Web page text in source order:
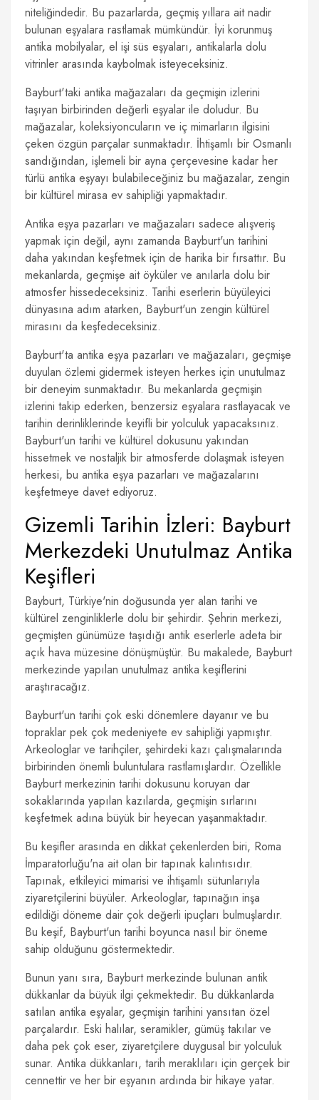
niteliğindedir. Bu pazarlarda, geçmiş yıllara ait nadir
bulunan eşyalara rastlamak mümkündür. İyi korunmuş
antika mobilyalar, el işi süs eşyaları, antikalarla dolu
vitrinler arasında kaybolmak isteyeceksiniz.
Bayburt'taki antika mağazaları da geçmişin izlerini
taşıyan birbirinden değerli eşyalar ile doludur. Bu
mağazalar, koleksiyoncuların ve iç mimarların ilgisini
çeken özgün parçalar sunmaktadır. İhtişamlı bir Osmanlı
sandığından, işlemeli bir ayna çerçevesine kadar her
türlü antika eşyayı bulabileceğiniz bu mağazalar, zengin
bir kültürel mirasa ev sahipliği yapmaktadır.
Antika eşya pazarları ve mağazaları sadece alışveriş
yapmak için değil, aynı zamanda Bayburt'un tarihini
daha yakından keşfetmek için de harika bir fırsattır. Bu
mekanlarda, geçmişe ait öyküler ve anılarla dolu bir
atmosfer hissedeceksiniz. Tarihi eserlerin büyüleyici
dünyasına adım atarken, Bayburt'un zengin kültürel
mirasını da keşfedeceksiniz.
Bayburt'ta antika eşya pazarları ve mağazaları, geçmişe
duyulan özlemi gidermek isteyen herkes için unutulmaz
bir deneyim sunmaktadır. Bu mekanlarda geçmişin
izlerini takip ederken, benzersiz eşyalara rastlayacak ve
tarihin derinliklerinde keyifli bir yolculuk yapacaksınız.
Bayburt'un tarihi ve kültürel dokusunu yakından
hissetmek ve nostaljik bir atmosferde dolaşmak isteyen
herkesi, bu antika eşya pazarları ve mağazalarını
keşfetmeye davet ediyoruz.
Gizemli Tarihin İzleri: Bayburt
Merkezdeki Unutulmaz Antika
Keşifleri
Bayburt, Türkiye'nin doğusunda yer alan tarihi ve
kültürel zenginliklerle dolu bir şehirdir. Şehrin merkezi,
geçmişten günümüze taşıdığı antik eserlerle adeta bir
açık hava müzesine dönüşmüştür. Bu makalede, Bayburt
merkezinde yapılan unutulmaz antika keşiflerini
araştıracağız.
Bayburt'un tarihi çok eski dönemlere dayanır ve bu
topraklar pek çok medeniyete ev sahipliği yapmıştır.
Arkeologlar ve tarihçiler, şehirdeki kazı çalışmalarında
birbirinden önemli buluntulara rastlamışlardır. Özellikle
Bayburt merkezinin tarihi dokusunu koruyan dar
sokaklarında yapılan kazılarda, geçmişin sırlarını
keşfetmek adına büyük bir heyecan yaşanmaktadır.
Bu keşifler arasında en dikkat çekenlerden biri, Roma
İmparatorluğu'na ait olan bir tapınak kalıntısıdır.
Tapınak, etkileyici mimarisi ve ihtişamlı sütunlarıyla
ziyaretçilerini büyüler. Arkeologlar, tapınağın inşa
edildiği döneme dair çok değerli ipuçları bulmuşlardır.
Bu keşif, Bayburt'un tarihi boyunca nasıl bir öneme
sahip olduğunu göstermektedir.
Bunun yanı sıra, Bayburt merkezinde bulunan antik
dükkanlar da büyük ilgi çekmektedir. Bu dükkanlarda
satılan antika eşyalar, geçmişin tarihini yansıtan özel
parçalardır. Eski halılar, seramikler, gümüş takılar ve
daha pek çok eser, ziyaretçilere duygusal bir yolculuk
sunar. Antika dükkanları, tarih meraklıları için gerçek bir
cennettir ve her bir eşyanın ardında bir hikaye yatar.